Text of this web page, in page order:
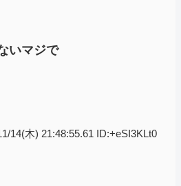
いマジで
14(木) 21:48:55.61 ID:+eSI3KLt0